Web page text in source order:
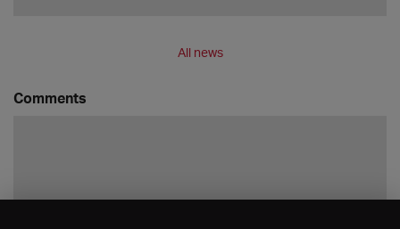
All news
Comments